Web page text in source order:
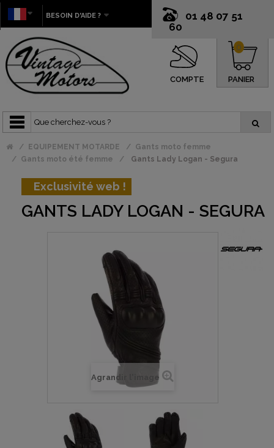
01 48 07 51
60
BESOIN D'AIDE ?
COMPTE PANIER
0
EQUIPEMENT MOTARDE
Gants moto femme
Gants moto été femme
Gants Lady Logan - Segura
Exclusivité web !
GANTS LADY LOGAN - SEGURA
Agrandir l'image